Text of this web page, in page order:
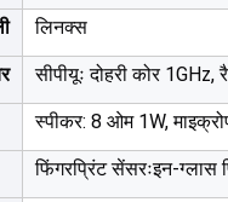
लिनक्स
सीपीयूः दोहरी कोर 1GHz,
स्पीकर: 8 ओम 1W,
फिंगरप्रिंट सेंसरःइन-ग्लास